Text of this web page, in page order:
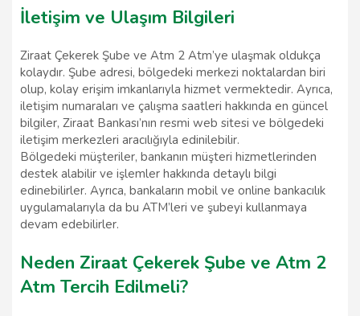
İletişim ve Ulaşım Bilgileri
Ziraat Çekerek Şube ve Atm 2 Atm’ye ulaşmak oldukça
kolaydır. Şube adresi, bölgedeki merkezi noktalardan biri
olup, kolay erişim imkanlarıyla hizmet vermektedir. Ayrıca,
iletişim numaraları ve çalışma saatleri hakkında en güncel
bilgiler, Ziraat Bankası’nın resmi web sitesi ve bölgedeki
iletişim merkezleri aracılığıyla edinilebilir.
Bölgedeki müşteriler, bankanın müşteri hizmetlerinden
destek alabilir ve işlemler hakkında detaylı bilgi
edinebilirler. Ayrıca, bankaların mobil ve online bankacılık
uygulamalarıyla da bu ATM’leri ve şubeyi kullanmaya
devam edebilirler.
Neden Ziraat Çekerek Şube ve Atm 2
Atm Tercih Edilmeli?